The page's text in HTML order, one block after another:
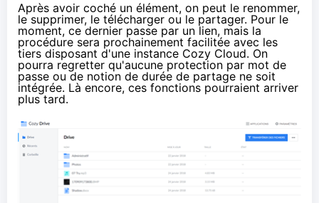
Après avoir coché un élément, on peut le renommer,
le supprimer, le télécharger ou le partager. Pour le
moment, ce dernier passe par un lien, mais la
procédure sera prochainement facilitée avec les
tiers disposant d'une instance Cozy Cloud. On
pourra regretter qu'aucune protection par mot de
passe ou de notion de durée de partage ne soit
intégrée. Là encore, ces fonctions pourraient arriver
plus tard.